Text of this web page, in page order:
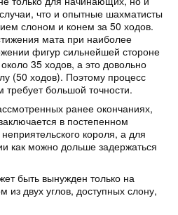
что и опытные шахматисты
слоном и конем за 50 ходов.
мата при наиболее
фигур сильнейшей стороне
35 ходов, а это довольно
(50 ходов). Поэтому процесс
большой точности.
ранее окончаниях,
в постепенном
короля, а для
как можно дольше задержаться
быть вынужден только на
из двух углов, доступных слону,